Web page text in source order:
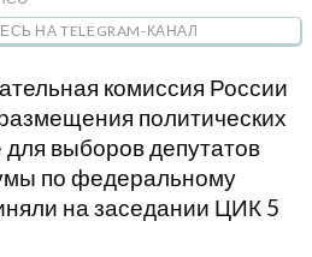
НА TELEGRAM-КАНАЛ
комиссия России
политических
выборов депутатов
по федеральному
на заседании ЦИК 5